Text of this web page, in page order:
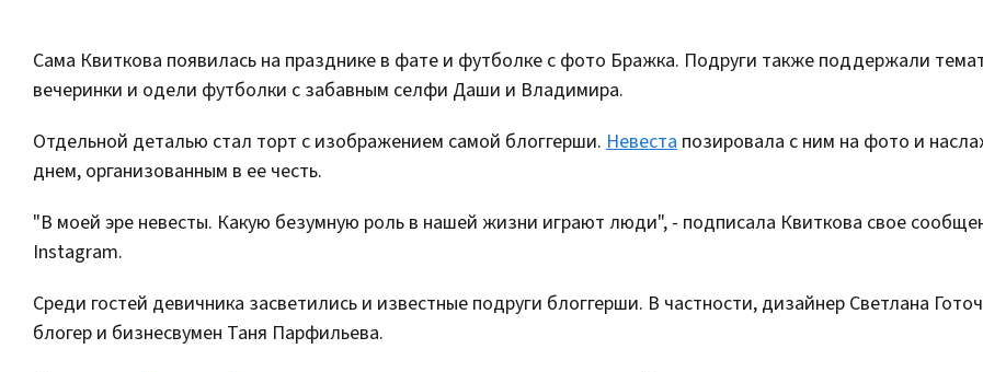
Сама Квиткова появилась на празднике в фате и футболке с фото Бражка. Подруги также поддержали
вечеринки и одели футболки с забавным селфи Даши и Владимира.
Отдельной деталью стал торт с изображением самой блоггерши. Невеста позировала с ним на фото и
днем, организованным в ее честь.
"В моей эре невесты. Какую безумную роль в нашей жизни играют люди", - подписала Квиткова свое
Instagram.
Среди гостей девичника засветились и известные подруги блоггерши. В частности, дизайнер Светлана
блогер и бизнесвумен Таня Парфильева.